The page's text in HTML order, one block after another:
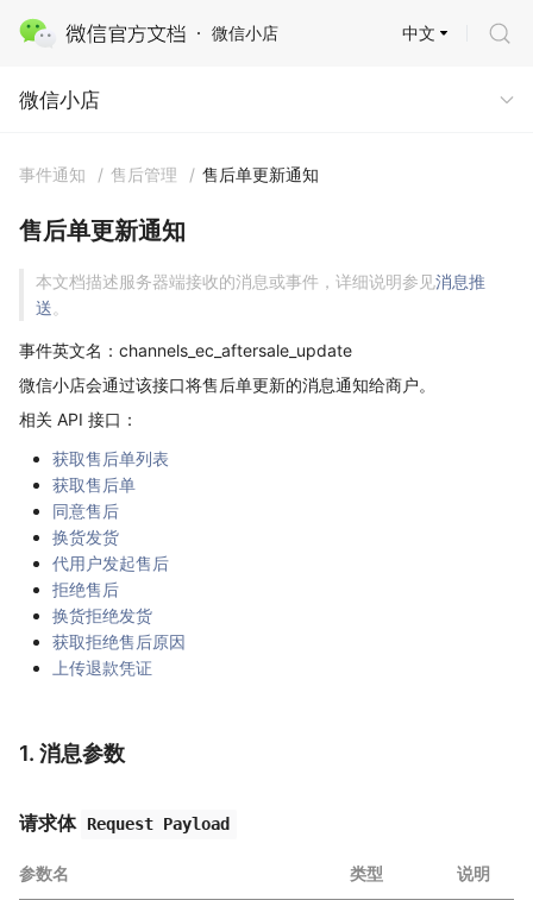
微信小店
微信小店
中文
微信小店
事件通知 / 售后管理 / 售后单更新通知
售后单更新通知
本文档描述服务器端接收的消息或事件，详细说明参见消息推
送。
事件英文名：channels_ec_aftersale_update
微信小店会通过该接口将售后单更新的消息通知给商户。
相关 API 接口：
获取售后单列表
获取售后单
同意售后
换货发货
代用户发起售后
拒绝售后
换货拒绝发货
获取拒绝售后原因
上传退款凭证
1. 消息参数
请求体 Request Payload
参数名 类型 说明